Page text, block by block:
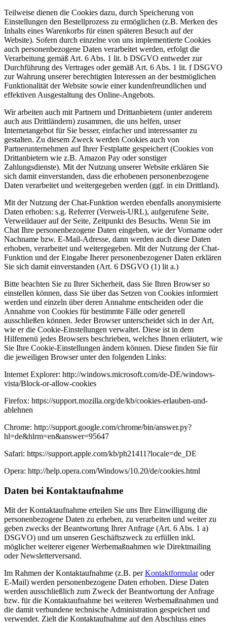
Teilweise dienen die Cookies dazu, durch Speicherung von
Einstellungen den Bestellprozess zu ermöglichen (z.B. Merken des
Inhalts eines Warenkorbs für einen späteren Besuch auf der
Website). Sofern durch einzelne von uns implementierte Cookies
auch personenbezogene Daten verarbeitet werden, erfolgt die
Verarbeitung gemäß Art. 6 Abs. 1 lit. b DSGVO entweder zur
Durchführung des Vertrages oder gemäß Art. 6 Abs. 1 lit. f DSGVO
zur Wahrung unserer berechtigten Interessen an der bestmöglichen
Funktionalität der Website sowie einer kundenfreundlichen und
effektiven Ausgestaltung des Online-Angebots.
Wir arbeiten auch mit Partnern und Drittanbietern (unter anderem
auch aus Drittländern) zusammen, die uns helfen, unser
Internetangebot für Sie besser, einfacher und interessanter zu
gestalten. Zu diesem Zweck werden Cookies auch von
Partnerunternehmen auf Ihrer Festplatte gespeichert (Cookies von
Drittanbietern wie z.B. Amazon Pay oder sonstiger
Zahlungsdienste). Mit der Nutzung unserer Website erklären Sie
sich damit einverstanden, dass die erhobenen personenbezogene
Daten verarbeitet und weitergegeben werden (ggf. in ein Drittland).
Mit der Nutzung der Chat-Funktion werden ebenfalls anonymisierte
Daten erhoben: s.g. Referrer (Verweis-URL), aufgerufene Seite,
Verweildauer auf der Seite, Zeitpunkt des Besuchs. Wenn Sie im
Chat Ihre personenbezogene Daten eingeben, wie der Vorname oder
Nachname bzw. E-Mail-Adresse, dann werden auch diese Daten
erhoben, verarbeitet und weitergegeben. Mit der Nutzung der Chat-
Funktion und der Eingabe Iherer personenbezogener Daten erklären
Sie sich damit einverstanden (Art. 6 DSGVO (1) lit a.)
Bitte beachten Sie zu Ihrer Sicherheit, dass Sie Ihren Browser so
einstellen können, dass Sie über das Setzen von Cookies informiert
werden und einzeln über deren Annahme entscheiden oder die
Annahme von Cookies für bestimmte Fälle oder generell
ausschließen können. Jeder Browser unterscheidet sich in der Art,
wie er die Cookie-Einstellungen verwaltet. Diese ist in dem
Hilfemenü jedes Browsers beschrieben, welches Ihnen erläutert, wie
Sie Ihre Cookie-Einstellungen ändern können. Diese finden Sie für
die jeweiligen Browser unter den folgenden Links:
Internet Explorer: http://windows.microsoft.com/de-DE/windows-
vista/Block-or-allow-cookies
Firefox: https://support.mozilla.org/de/kb/cookies-erlauben-und-
ablehnen
Chrome: http://support.google.com/chrome/bin/answer.py?
hl=de&hlrm=en&answer=95647
Safari: https://support.apple.com/kb/ph21411?locale=de_DE
Opera: http://help.opera.com/Windows/10.20/de/cookies.html
Daten bei Kontaktaufnahme
Mit der Kontaktaufnahme erteilen Sie uns Ihre Einwilligung die
personenbezogene Daten zu erheben, zu verarbeiten und weiter zu
geben zwecks der Beantwortung Ihrer Anfrage (Art. 6 Abs. 1 a)
DSGVO) und um unseren Geschäftszweck zu erfüllen inkl.
möglicher weiterer eigener Werbemaßnahmen wie Direktmailing
oder Newsletterversand.
Im Rahmen der Kontaktaufnahme (z.B. perKontaktformularoder
E-Mail) werden personenbezogene Daten erhoben. Diese Daten
werden ausschließlich zum Zweck der Beantwortung der Anfrage
bzw. für die Kontaktaufnahme bei weiteren Werbemaßnahmen und
die damit verbundene technische Administration gespeichert und
verwendet. Zielt die Kontaktaufnahme auf den Abschluss eines